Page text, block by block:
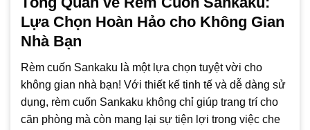
Lựa Chọn Hoàn Hảo cho Không Gian
Nhà Bạn
Rèm cuốn Sankaku là một lựa chọn tuyệt vời cho
không gian nhà bạn! Với thiết kế tinh tế và dễ dàng sử
dụng, rèm cuốn Sankaku không chỉ giúp trang trí cho
căn phòng mà còn mang lại sự tiện lợi trong việc che